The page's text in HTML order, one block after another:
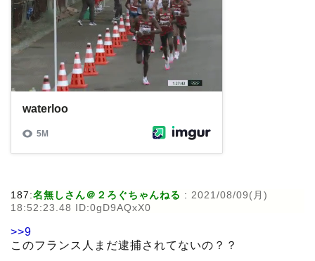
187:名無しさん＠２ろぐちゃんねる : 2021/08/09(月)
18:52:23.48 ID:0gD9AQxX0
>>9
このフランス人まだ逮捕されてないの？？